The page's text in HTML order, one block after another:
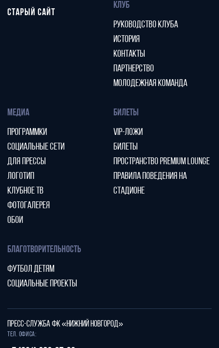
СТАРЫЙ САЙТ
КЛУБ
РУКОВОДСТВО КЛУБА
ИСТОРИЯ
КОНТАКТЫ
ПАРТНЕРСТВО
МОЛОДЕЖНАЯ КОМАНДА
МЕДИА
ПРОГРАММКИ
СОЦИАЛЬНЫЕ СЕТИ
ДЛЯ ПРЕССЫ
ЛОГОТИП
КЛУБНОЕ ТВ
ФОТОГАЛЕРЕЯ
ОБОИ
БИЛЕТЫ
VIP-ЛОЖИ
БИЛЕТЫ
ПРОСТРАНСТВО PREMIUM LOUNGE
ПРАВИЛА ПОВЕДЕНИЯ НА
СТАДИОНЕ
БЛАГОТВОРИТЕЛЬНОСТЬ
ФУТБОЛ ДЕТЯМ
СОЦИАЛЬНЫЕ ПРОЕКТЫ
ПРЕСС-СЛУЖБА ФК «НИЖНИЙ НОВГОРОД»
Тел. офиса: